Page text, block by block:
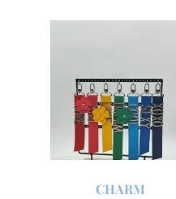
CHARM